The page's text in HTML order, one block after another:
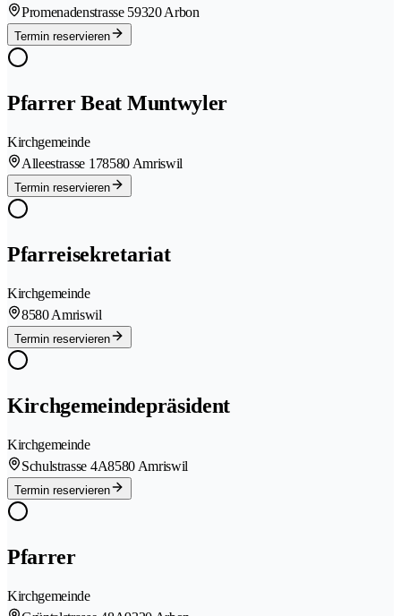
Promenadenstrasse 59320 Arbon
Termin reservieren
Pfarrer Beat Muntwyler
Kirchgemeinde
Alleestrasse 178580 Amriswil
Termin reservieren
Pfarreisekretariat
Kirchgemeinde
8580 Amriswil
Termin reservieren
Kirchgemeindepräsident
Kirchgemeinde
Schulstrasse 4A8580 Amriswil
Termin reservieren
Pfarrer
Kirchgemeinde